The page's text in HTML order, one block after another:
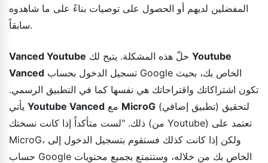
المفضلين لديهم أو الحصول على توصيات بناءً على ما شاهدوه
سابقاً.
Vanced Youtube
Youtube
Vanced
تكون اشتراكاتك واقتراحاتك هي نفسها كما في التطبيق الرسمي.
Youtube Vanced MicroG (تطبيق إضافي) لتحقيق
ذلك. "لست متأكداً إذا كانت نسختك (من Youtube) تعتمد على
MicroG، ولكن إذا كانت كذلك فستقوم بتسجيل الدخول إلى
حساب Google الخاص بك من خلاله، وستتمتع بجميع محتويات